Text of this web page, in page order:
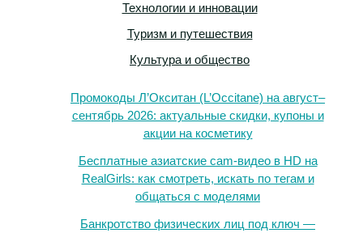
Технологии и инновации
Туризм и путешествия
Культура и общество
Промокоды Л’Окситан (L’Occitane) на август–
сентябрь 2026: актуальные скидки, купоны и
акции на косметику
Бесплатные азиатские cam-видео в HD на
RealGirls: как смотреть, искать по тегам и
общаться с моделями
Банкротство физических лиц под ключ —